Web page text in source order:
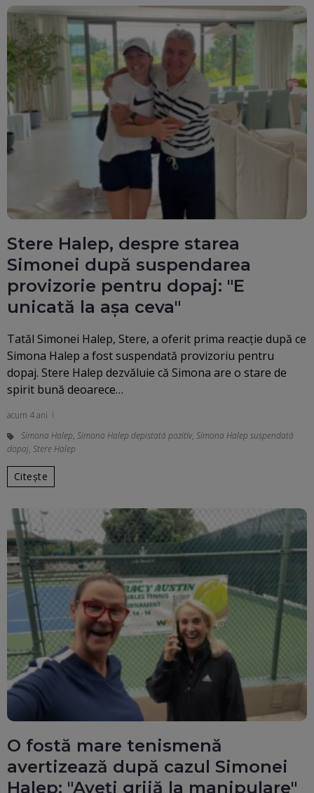
Stere Halep, despre starea
Simonei după suspendarea
provizorie pentru dopaj: "E
unicată la așa ceva"
Tatăl Simonei Halep, Stere, a oferit prima reacție după ce
Simona Halep a fost suspendată provizoriu pentru
dopaj. Stere Halep dezvăluie că Simona are o stare de
spirit bună deoarece…
acum 4 ani
Simona Halep, Simona Halep depistată pozitiv, Simona Halep suspendată
dopaj, Stere Halep
Citește
O fostă mare tenismenă
avertizează după cazul Simonei
Halep: "Aveți grijă la manipulare"